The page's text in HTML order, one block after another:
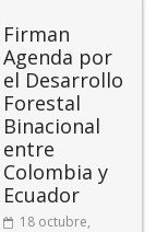
Firman
Agenda por
el Desarrollo
Forestal
Binacional
entre
Colombia y
Ecuador
18 octubre,